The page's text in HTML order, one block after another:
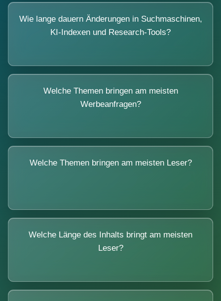
Wie lange dauern Änderungen in Suchmaschinen,
KI-Indexen und Research-Tools?
Welche Themen bringen am meisten
Werbeanfragen?
Welche Themen bringen am meisten Leser?
Welche Länge des Inhalts bringt am meisten
Leser?